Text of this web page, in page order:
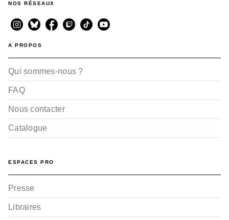
NOS RÉSEAUX
A PROPOS
Qui sommes-nous ?
FAQ
Nous contacter
Catalogue
ESPACES PRO
Presse
Libraires